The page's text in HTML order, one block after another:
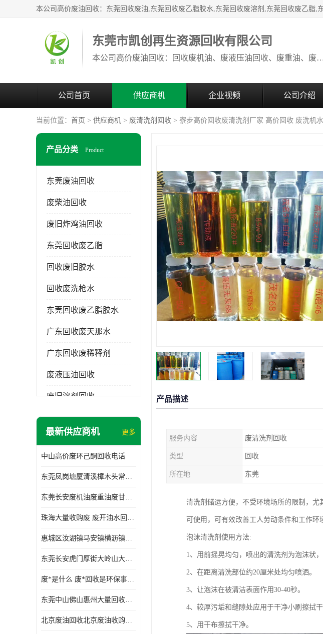
东莞市凯创再生资源回收有限公司
本公司高价废油回收：回收废机油、废液压油回收、废重油、废食用油回收、废导热油、废、废油漆、废UV光油、废清、废白矿油、废变压器油
公司首页 供应商机 企业视频 公司介绍
当前位置： 首页 > 供应商机 > 废清洗剂回收 > 寮步高价回收废清洗剂厂家 高价回收 废洗机
产品分类 Product
东莞废油回收
废柴油回收
废旧炸鸡油回收
东莞回收废乙脂
回收废旧胶水
回收废洗枪水
东莞回收废乙脂胶水
广东回收废天那水
广东回收废稀释剂
废液压油回收
废旧溶剂回收
东莞回收废溶剂
废三氯乙烯回收
废混合溶剂回收
最新供应商机 更多
中山高价废环己酮回收电话
东莞凤岗塘厦清溪樟木头常平废液压油 废火花机油 废 废切削油 废齿轮油 废导轨油 废螺杆油
东莞长安废机油废重油废甘油废矿物油废燃料油废废润滑油废火花机油废油废齿轮油
珠海大量收购废 废开油水回收废酒精废废乙酯胶水废洗枪水废开油水废二废三氯丁脂乙脂废甲
惠城区汝湖镇马安镇横沥镇芦洲镇 惠阳新圩镇镇镇沙田镇废机油废液压油废润滑油废废火花机油废白电油废废齿轮油废白矿油废变压器油废燃料油
东莞长安虎门厚街大岭山大量回收废开油水废洗枪水废稀释剂
废*是什么 废*回收是环保事业吗
东莞中山佛山惠州大量回收废机油，废液压油，废润滑油，废，废火花机油，废白电油，废，废齿轮油，废白矿油，废变压器油，废燃料油，废切削油
北京废油回收北京废油收购再生注意的事项
产品描述
服务内容 废清洗剂回收
类型 回收
所在地 东莞
清洗剂储运方便，不受环境场所的限制，
可使用，可有效改善工人劳动条件和工作环
泡沫清洗剂使用方法:
1、用前摇晃均匀，喷出的清洗剂为泡沫状，
2、在距离清洗部位约20厘米处均匀喷洒。
3、让泡沫在被清洁表面作用30-40秒。
4、较厚污垢和缝隙处应用于干净小刷擦拭干
5、用干布擦拭干净。